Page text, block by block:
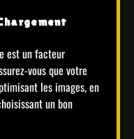
est un facteur
vous que votre
les images, en
un bon